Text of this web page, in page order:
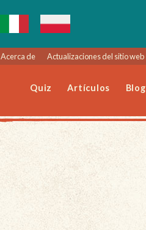
Acerca de Actualizaciones del sitio web
Quiz Artículos Blog